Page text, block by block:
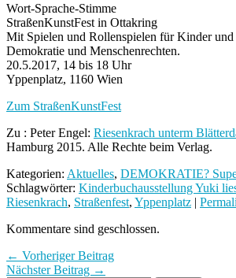
Wort-Sprache-Stimme
StraßenKunstFest in Ottakring
Mit Spielen und Rollenspielen für Kinder und
Demokratie und Menschenrechten.
20.5.2017, 14 bis 18 Uhr
Yppenplatz, 1160 Wien
Zum StraßenKunstFest
Zu : Peter Engel: Riesenkrach unterm
Hamburg 2015. Alle Rechte beim Verlag.
Kategorien: Aktuelles, DEMOKRATIE?
Schlagwörter: Kinderbuchausstellung Yuki
Riesenkrach, Straßenfest, Yppenplatz |
Kommentare sind geschlossen.
← Vorheriger Beitrag
Nächster Beitrag →